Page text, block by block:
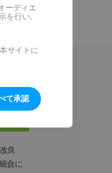
良
合に
ーディエ
を行い、
サイトに
て承認